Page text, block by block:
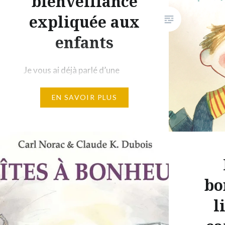
expliquée aux
enfants
Je vous ai déjà parlé d’une
des Sam & Watson, le petit
l’album consacré à la paix. Les
enfants y trouveront une
définition de ce qu’est la paix et
une description des différentes
EN SAVOIR PLUS